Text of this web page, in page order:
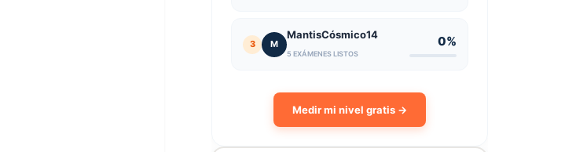
3 M
MantisCósmico14
5 EXÁMENES LISTOS
0%
Medir mi nivel gratis →